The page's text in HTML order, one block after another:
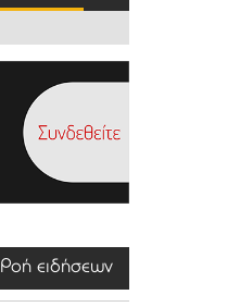
Ροή ειδήσεων